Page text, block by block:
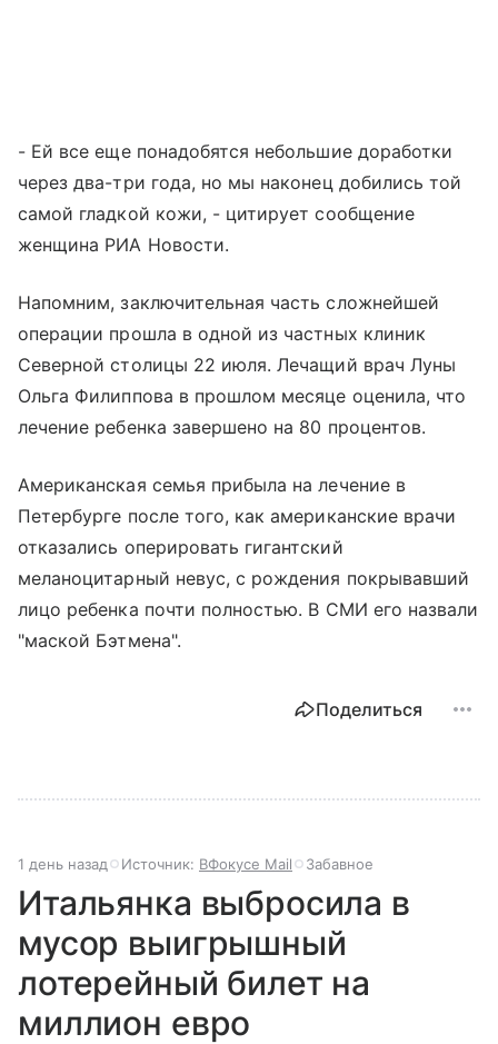
- Ей все еще понадобятся небольшие доработки
через два-три года, но мы наконец добились той
самой гладкой кожи, - цитирует сообщение
женщина РИА Новости.
Напомним, заключительная часть сложнейшей
операции прошла в одной из частных клиник
Северной столицы 22 июля. Лечащий врач Луны
Ольга Филиппова в прошлом месяце оценила, что
лечение ребенка завершено на 80 процентов.
Американская семья прибыла на лечение в
Петербурге после того, как американские врачи
отказались оперировать гигантский
меланоцитарный невус, с рождения покрывавший
лицо ребенка почти полностью. В СМИ его назвали
"маской Бэтмена".
Поделиться
1 день назад Источник: ВФокусе Mail Забавное
Итальянка выбросила в
мусор выигрышный
лотерейный билет на
миллион евро